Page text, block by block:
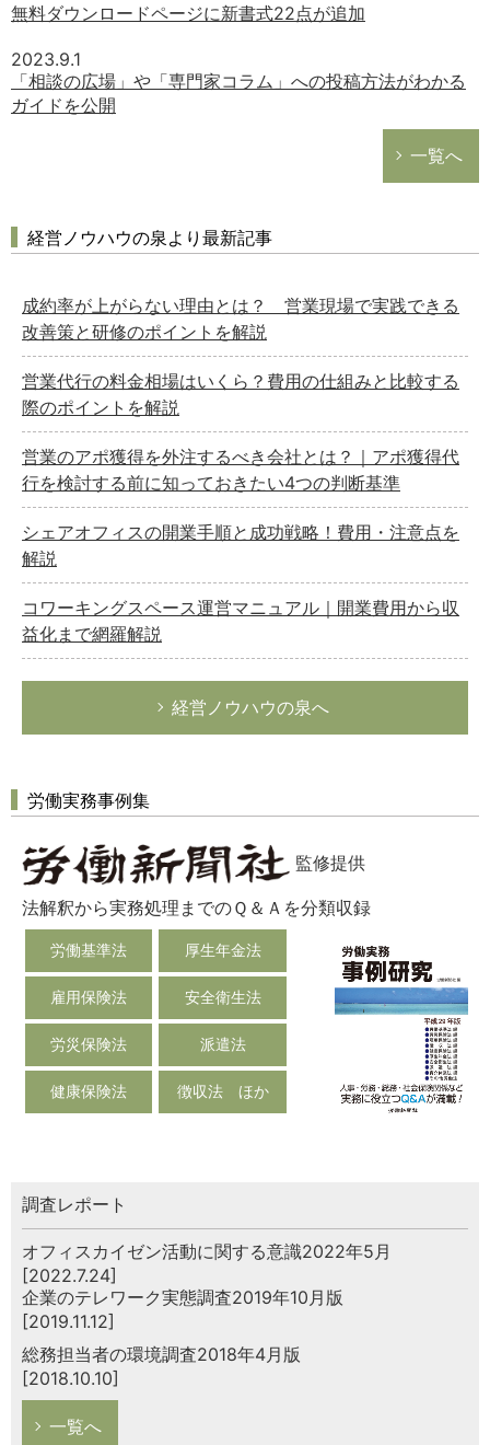
無料ダウンロードページに新書式22点が追加
2023.9.1
「相談の広場」や「専門家コラム」への投稿方法がわかる
ガイドを公開
一覧へ
経営ノウハウの泉より最新記事
成約率が上がらない理由とは？ 営業現場で実践できる
改善策と研修のポイントを解説
営業代行の料金相場はいくら？費用の仕組みと比較する
際のポイントを解説
営業のアポ獲得を外注するべき会社とは？｜アポ獲得代
行を検討する前に知っておきたい4つの判断基準
シェアオフィスの開業手順と成功戦略！費用・注意点を
解説
コワーキングスペース運営マニュアル｜開業費用から収
益化まで網羅解説
経営ノウハウの泉へ
労働実務事例集
監修提供
法解釈から実務処理までのＱ＆Ａを分類収録
労働基準法 厚生年金法
雇用保険法 安全衛生法
労災保険法 派遣法
健康保険法 徴収法 ほか
調査レポート
オフィスカイゼン活動に関する意識2022年5月
[2022.7.24]
企業のテレワーク実態調査2019年10月版
[2019.11.12]
総務担当者の環境調査2018年4月版
[2018.10.10]
一覧へ